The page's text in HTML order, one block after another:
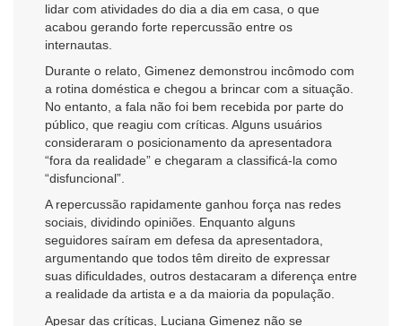
lidar com atividades do dia a dia em casa, o que
acabou gerando forte repercussão entre os
internautas.
Durante o relato, Gimenez demonstrou incômodo com
a rotina doméstica e chegou a brincar com a situação.
No entanto, a fala não foi bem recebida por parte do
público, que reagiu com críticas. Alguns usuários
consideraram o posicionamento da apresentadora
“fora da realidade” e chegaram a classificá-la como
“disfuncional”.
A repercussão rapidamente ganhou força nas redes
sociais, dividindo opiniões. Enquanto alguns
seguidores saíram em defesa da apresentadora,
argumentando que todos têm direito de expressar
suas dificuldades, outros destacaram a diferença entre
a realidade da artista e a da maioria da população.
Apesar das críticas, Luciana Gimenez não se